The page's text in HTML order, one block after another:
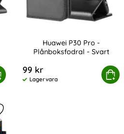
- Svart
Huawei P30 Pro -
Plånboksfodral - Svart
99 kr
Tillgänglighet:
Lagervara
Köp
Huawei P30 Pro -
huawei P30 Pro -